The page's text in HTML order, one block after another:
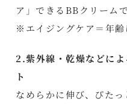
ア」できるBBクリームで
※エイジングケア＝年齢
2.紫外線・乾燥などに
ト
なめらかに伸び、ぴたっ